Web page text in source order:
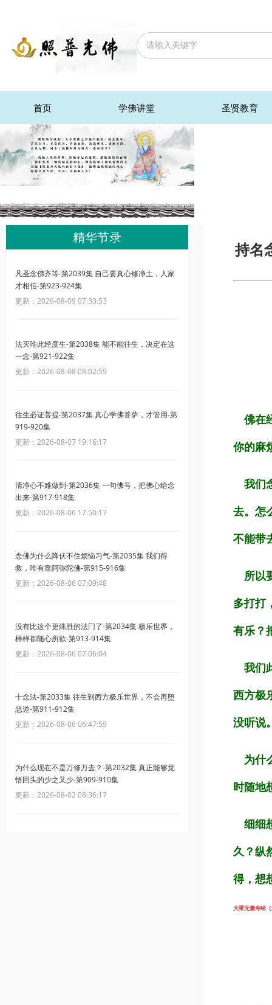
首页 学佛讲堂 圣贤教育
精华节录
凡圣念佛齐等-第2039集 自己要真心修净土，人家
才相信-第923-924集
更新：2026-08-09 07:33:53
法灭唯此经度生-第2038集 能不能往生，决定在这
一念-第921-922集
更新：2026-08-08 08:02:59
往生必证菩提-第2037集 真心学佛菩萨，才管用-第
919-920集
更新：2026-08-07 19:16:17
清净心不难做到-第2036集 一句佛号，把佛心给念
出来-第917-918集
更新：2026-08-06 17:50:17
念佛为什么降伏不住烦恼习气-第2035集 我们得
救，唯有靠阿弥陀佛-第915-916集
更新：2026-08-06 07:09:48
没有比这个更殊胜的法门了-第2034集 极乐世界，
样样都随心所欲-第913-914集
更新：2026-08-06 07:06:04
十念法-第2033集 往生到西方极乐世界，不会再堕
恶道-第911-912集
更新：2026-08-06 06:47:59
为什么现在不是万修万去？-第2032集 真正能够觉
悟回头的少之又少-第909-910集
更新：2026-08-02 08:36:17
持名
佛在
你的麻
我们
去。怎
不能带
所以
多打打
有乐？
我们
西方极
没听说
为什
时随地
细细
久？纵
得，想
大乘无量寿经